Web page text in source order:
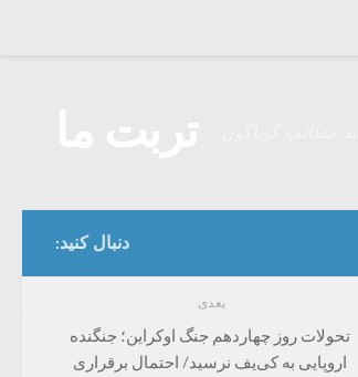
دنبال کنید:
بعدی
تحولات روز چهاردهم جنگ اوکراین؛ جنگنده
اروپایی به کی‌یف نرسید/ احتمال برقراری